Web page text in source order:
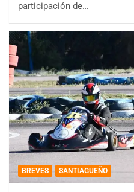
participación de…
BREVES SANTIAGUEÑO